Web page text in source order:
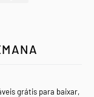
grátis para baixar,